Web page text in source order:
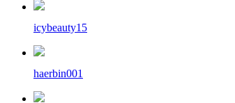
icybeauty15
haerbin001